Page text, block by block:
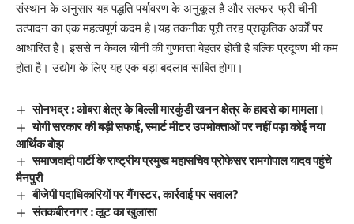
संस्थान के अनुसार यह पद्धति पर्यावरण के अनुकूल है और सल्फर-फ्री चीनी
उत्पादन का एक महत्वपूर्ण कदम है।यह तकनीक पूरी तरह प्राकृतिक अर्कों पर
आधारित है। इससे न केवल चीनी की गुणवत्ता बेहतर होती है बल्कि प्रदूषण भी कम
होता है। उद्योग के लिए यह एक बड़ा बदलाव साबित होगा।
सोनभद्र : ओबरा क्षेत्र के बिल्ली मारकुंडी खनन क्षेत्र के हादसे का मामला।
योगी सरकार की बड़ी सफाई, स्मार्ट मीटर उपभोक्ताओं पर नहीं पड़ा कोई नया
आर्थिक बोझ
समाजवादी पार्टी के राष्ट्रीय प्रमुख महासचिव प्रोफेसर रामगोपाल यादव पहुंचे
मैनपुरी
बीजेपी पदाधिकारियों पर गैंगस्टर, कार्रवाई पर सवाल?
संतकबीरनगर : लूट का खुलासा